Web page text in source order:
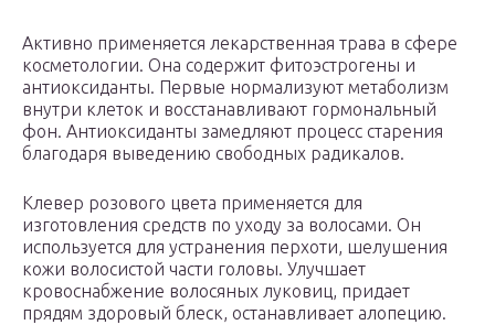
Активно применяется лекарственная трава в сфере
косметологии. Она содержит фитоэстрогены и
антиоксиданты. Первые нормализуют метаболизм
внутри клеток и восстанавливают гормональный
фон. Антиоксиданты замедляют процесс старения
благодаря выведению свободных радикалов.
Клевер розового цвета применяется для
изготовления средств по уходу за волосами. Он
используется для устранения перхоти, шелушения
кожи волосистой части головы. Улучшает
кровоснабжение волосяных луковиц, придает
прядям здоровый блеск, останавливает алопецию.